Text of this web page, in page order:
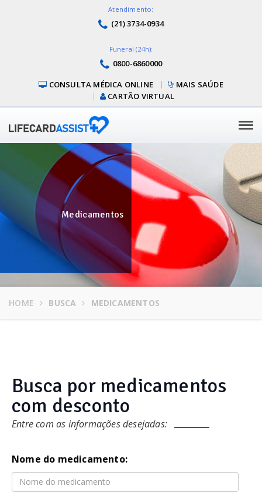
Atendimento:
(21) 3734-0934
Funeral (24h):
0800-6860000
CONSULTA MÉDICA ONLINE
MAIS SAÚDE
CARTÃO VIRTUAL
Medicamentos
HOME BUSCA MEDICAMENTOS
Busca por medicamentos
com desconto
Entre com as informações desejadas:
Nome do medicamento: